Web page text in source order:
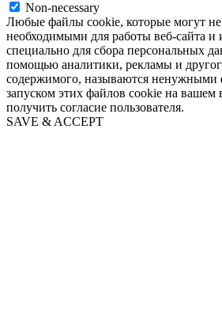
Non-necessary
Любые файлы cookie, которые могут
необходимыми для работы веб-сайта и
специально для сбора персональных
помощью аналитики, рекламы и
содержимого, называются ненужными
запуском этих файлов cookie на вашем
получить согласие пользователя.
SAVE & ACCEPT